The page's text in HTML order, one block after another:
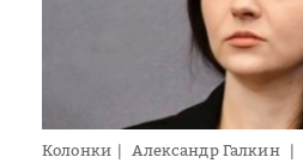
Колонки Александр Галкин